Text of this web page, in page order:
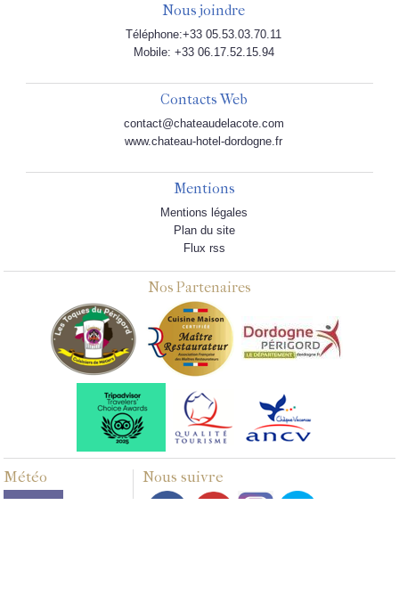
Nous joindre
Téléphone:+33 05.53.03.70.11
Mobile: +33 06.17.52.15.94
Contacts Web
contact@chateaudelacote.com
www.chateau-hotel-dordogne.fr
Mentions
Mentions légales
Plan du site
Flux rss
Nos Partenaires
Météo Nous suivre